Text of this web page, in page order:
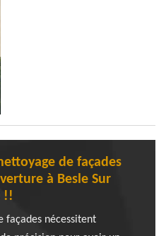
de façades
à Besle Sur
!!
façades nécessitent